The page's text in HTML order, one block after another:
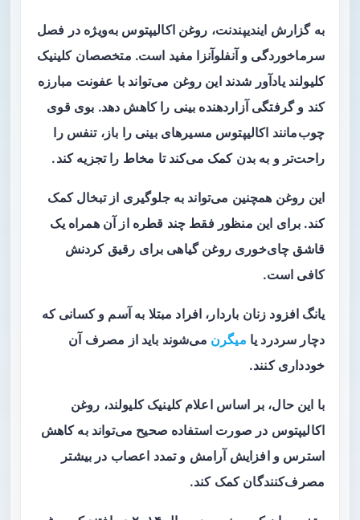
به گزارش ایندیپندنت، روغن اکالیپتوس به‌ویژه در فصل
سرماخوردگی و آنفلوآنزا مفید است. متخصصان کلینیک
کلیولند یادآور شدند این روغن می‌تواند با عفونت مبارزه
کند و گرفتگی آزاردهنده بینی را کاهش دهد. بوی قوی
چوب‌مانند اکالیپتوس مسیرهای بینی را باز، تنفس را
راحت‌تر و به بدن کمک می‌کند تا مخاط را تجزیه کند.
این روغن همچنین می‌تواند به جلوگیری از تبخال‌ کمک
کند. برای این منظور فقط چند قطره از آن همراه یک
قاشق چای‌خوری روغن گیاهی برای رقیق کردنش
کافی است.
یانگ افزود زنان باردار، افراد مبتلا به آسم و کسانی که
دچار سردرد یا میگرن می‌شوند باید از مصرف آن‌
خودداری کنند.
با این حال، بر اساس اعلام کلینیک کلیولند، روغن
اکالیپتوس در صورت استفاده صحیح می‌تواند به کاهش
استرس و افزایش آرامش و تمدد اعصاب در بیشتر
مصرف‌کنندگان کمک کند.